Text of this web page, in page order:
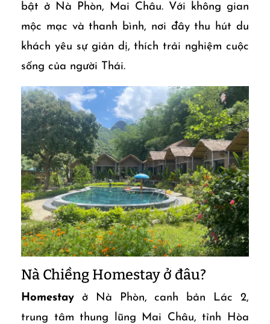
bật ở Nà Phòn, Mai Châu. Với không gian
mộc mạc và thanh bình, nơi đây thu hút du
khách yêu sự giản dị, thích trải nghiệm cuộc
sống của người Thái.
Nà Chiềng Homestay ở đâu?
Homestay ở Nà Phòn, canh bản Lác 2,
trung tâm thung lũng Mai Châu, tỉnh Hòa